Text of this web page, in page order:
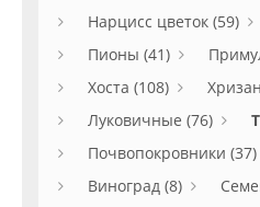
Нарцисс цветок (59)
Пионы (41)
Хоста (108)
Луковичные (76)
Почвопокровники (37)
Виноград (8)